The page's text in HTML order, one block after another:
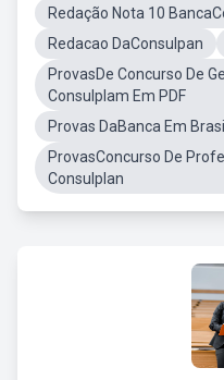
Redação Nota 10
Redacao DaConsulpan
ProvasDe Concurso De
Consulplam Em PDF
Provas DaBanca Em
ProvasConcurso De
Consulplan